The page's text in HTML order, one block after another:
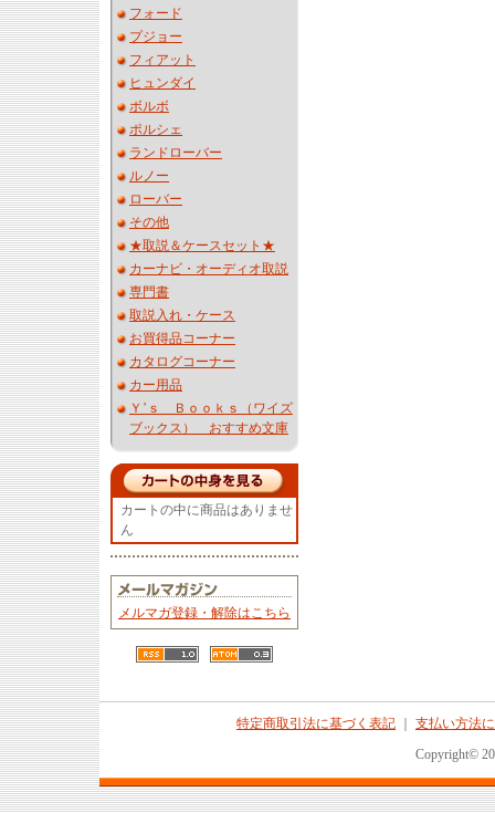
フォード
プジョー
フィアット
ヒュンダイ
ボルボ
ポルシェ
ランドローバー
ルノー
ローバー
その他
★取説＆ケースセット★
カーナビ・オーディオ取説
専門書
取説入れ・ケース
お買得品コーナー
カタログコーナー
カー用品
Ｙ’ｓ Ｂｏｏｋｓ（ワイズ
ブックス） おすすめ文庫
カートの中に商品はありませ
ん
メルマガ登録・解除はこちら
特定商取引法に基づく表記
支払い方法
Copyright©